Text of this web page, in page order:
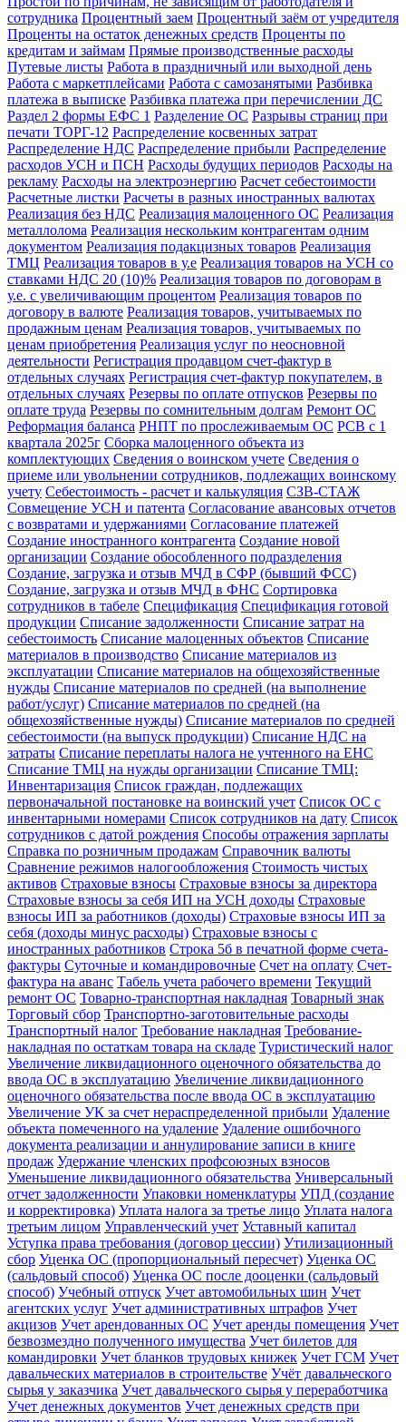
сотрудника Процентный заем Процентный заём от учредителя
Проценты на остаток денежных средств Проценты по
кредитам и займам Прямые производственные расходы
Путевые листы Работа в праздничный или выходной день
Работа с маркетплейсами Работа с самозанятыми Разбивка
платежа в выписке Разбивка платежа при перечислении ДС
Раздел 2 формы ЕФС 1 Разделение ОС Разрывы страниц при
печати ТОРГ-12 Распределение косвенных затрат
Распределение НДС Распределение прибыли Распределение
расходов УСН и ПСН Расходы будущих периодов Расходы на
рекламу Расходы на электроэнергию Расчет себестоимости
Расчетные листки Расчеты в разных иностранных валютах
Реализация без НДС Реализация малоценного ОС Реализация
металлолома Реализация нескольким контрагентам одним
документом Реализация подакцизных товаров Реализация
ТМЦ Реализация товаров в у.е Реализация товаров на УСН со
ставками НДС 20 (10)% Реализация товаров по договорам в
у.е. с увеличивающим процентом Реализация товаров по
договору в валюте Реализация товаров, учитываемых по
продажным ценам Реализация товаров, учитываемых по
ценам приобретения Реализация услуг по неосновной
деятельности Регистрация продавцом счет-фактур в
отдельных случаях Регистрация счет-фактур покупателем, в
отдельных случаях Резервы по оплате отпусков Резервы по
оплате труда Резервы по сомнительным долгам Ремонт ОС
Реформация баланса РНПТ по прослеживаемым ОС РСВ с 1
квартала 2025г Сборка малоценного объекта из
комплектующих Сведения о воинском учете Сведения о
приеме или увольнении сотрудников, подлежащих воинскому
учету Себестоимость - расчет и калькуляция СЗВ-СТАЖ
Совмещение УСН и патента Согласование авансовых отчетов
с возвратами и удержаниями Согласование платежей
Создание иностранного контрагента Создание новой
организации Создание обособленного подразделения
Создание, загрузка и отзыв МЧД в СФР (бывший ФСС)
Создание, загрузка и отзыв МЧД в ФНС Сортировка
сотрудников в табеле Спецификация Спецификация готовой
продукции Списание задолженности Списание затрат на
себестоимость Списание малоценных объектов Списание
материалов в производство Списание материалов из
эксплуатации Списание материалов на общехозяйственные
нужды Списание материалов по средней (на выполнение
работ/услуг) Списание материалов по средней (на
общехозяйственные нужды) Списание материалов по средней
себестоимости (на выпуск продукции) Списание НДС на
затраты Списание переплаты налога не учтенного на ЕНС
Списание ТМЦ на нужды организации Списание ТМЦ:
Инвентаризация Список граждан, подлежащих
первоначальной постановке на воинский учет Список ОС с
инвентарными номерами Список сотрудников на дату Список
сотрудников с датой рождения Способы отражения зарплаты
Справка по розничным продажам Справочник валюты
Сравнение режимов налогообложения Стоимость чистых
активов Страховые взносы Страховые взносы за директора
Страховые взносы за себя ИП на УСН доходы Страховые
взносы ИП за работников (доходы) Страховые взносы ИП за
себя (доходы минус расходы) Страховые взносы с
иностранных работников Строка 5б в печатной форме счета-
фактуры Суточные и командировочные Счет на оплату Счет-
фактура на аванс Табель учета рабочего времени Текущий
ремонт ОС Товарно-транспортная накладная Товарный знак
Торговый сбор Транспортно-заготовительные расходы
Транспортный налог Требование накладная Требование-
накладная по остаткам товара на складе Туристический налог
Увеличение ликвидационного оценочного обязательства до
ввода ОС в эксплуатацию Увеличение ликвидационного
оценочного обязательства после ввода ОС в эксплуатацию
Увеличение УК за счет нераспределенной прибыли Удаление
объекта помеченного на удаление Удаление ошибочного
документа реализации и аннулирование записи в книге
продаж Удержание членских профсоюзных взносов
Уменьшение ликвидационного обязательства Универсальный
отчет задолженности Упаковки номенклатуры УПД (создание
и корректировка) Уплата налога за третье лицо Уплата налога
третьим лицом Управленческий учет Уставный капитал
Уступка права требования (договор цессии) Утилизационный
сбор Уценка ОС (пропорциональный пересчет) Уценка ОС
(сальдовый способ) Уценка ОС после дооценки (сальдовый
способ) Учебный отпуск Учет автомобильных шин Учет
агентских услуг Учет административных штрафов Учет
акцизов Учет арендованных ОС Учет аренды помещения Учет
безвозмездно полученного имущества Учет билетов для
командировки Учет бланков трудовых книжек Учет ГСМ Учет
давальческих материалов в строительстве Учёт давальческого
сырья у заказчика Учет давальческого сырья у переработчика
Учет денежных документов Учет денежных средств при